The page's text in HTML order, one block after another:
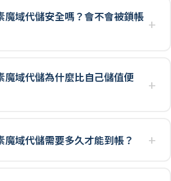
魔域代儲安全嗎？會不會被鎖帳
魔域代儲為什麼比自己儲值便
魔域代儲需要多久才能到帳？